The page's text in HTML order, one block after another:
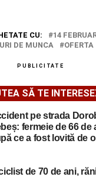
CU:
14
DE MUNCA OFERTA
PUBLICITATE
SĂ TE
pe strada
fermeie de 66 de
ce a fost lovită de
de 70 de ani,